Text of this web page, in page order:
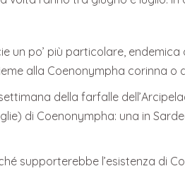
un po’ più particolare,
alla Coenonympha corinna o
della farfalle
di Coenonympha: una in
supporterebbe l’esistenza di